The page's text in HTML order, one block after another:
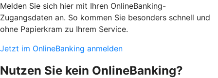
Melden Sie sich hier mit Ihren OnlineBanking-
Zugangsdaten an. So kommen Sie besonders schnell und
ohne Papierkram zu Ihrem Service.
Jetzt im OnlineBanking anmelden
Nutzen Sie kein OnlineBanking?